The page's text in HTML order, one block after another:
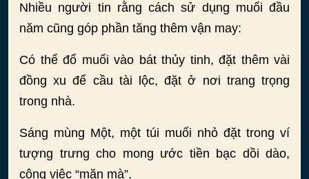
Nhiều người tin rằng cách sử dụng muối đầu
năm cũng góp phần tăng thêm vận may:
Có thể đổ muối vào bát thủy tinh, đặt thêm vài
đồng xu để cầu tài lộc, đặt ở nơi trang trọng
trong nhà.
Sáng mùng Một, một túi muối nhỏ đặt trong ví
tượng trưng cho mong ước tiền bạc dồi dào,
công việc “mặn mà”.